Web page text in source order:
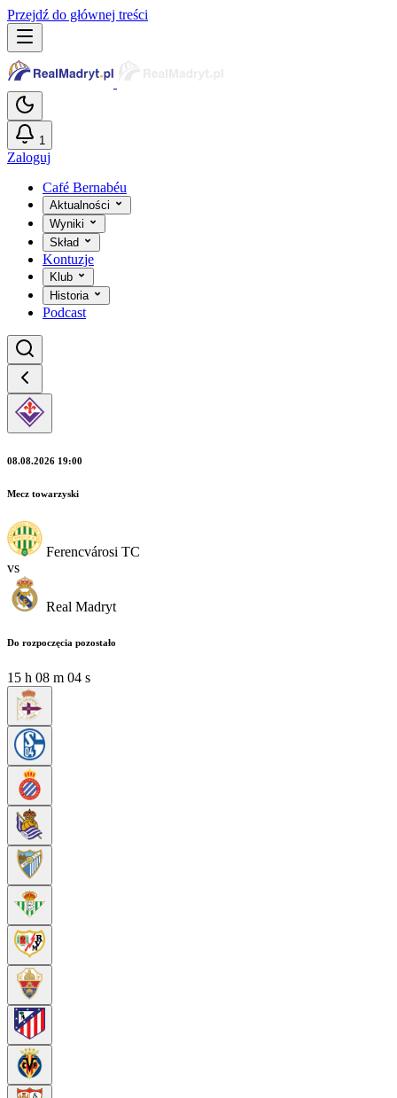
Przejdź do głównej treści
1
Zaloguj
Café Bernabéu
Aktualności
Wyniki
Skład
Kontuzje
Klub
Historia
Podcast
08.08.2026 19:00
Mecz towarzyski
Ferencvárosi TC
vs
Real Madryt
Do rozpoczęcia pozostało
15 h 08 m 03 s